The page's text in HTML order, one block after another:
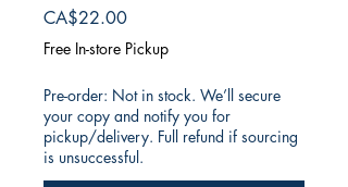
CA$22.00Price
Free In-store Pickup
Pre-order: Not in stock. We’ll secure
your copy and notify you for
pickup/delivery. Full refund if sourcing
is unsuccessful.